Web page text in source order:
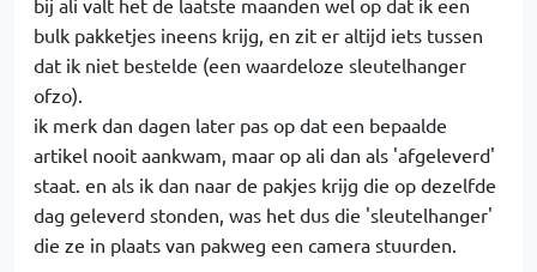
bij ali valt het de laatste maanden wel op dat ik een
bulk pakketjes ineens krijg, en zit er altijd iets tussen
dat ik niet bestelde (een waardeloze sleutelhanger
ofzo).
ik merk dan dagen later pas op dat een bepaalde
artikel nooit aankwam, maar op ali dan als 'afgeleverd'
staat. en als ik dan naar de pakjes krijg die op dezelfde
dag geleverd stonden, was het dus die 'sleutelhanger'
die ze in plaats van pakweg een camera stuurden.